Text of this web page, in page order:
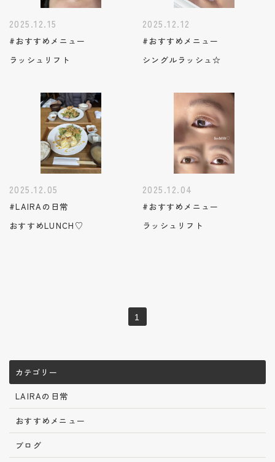
2025.12.15
#おすすめメニュー
ラッシュリフト
2025.12.12
#おすすめメニュー
シングルラッシュ☆
2025.12.05
#LAIRAの日常
おすすめLUNCH♡
2025.12.04
#おすすめメニュー
ラッシュリフト
1
カテゴリー
LAIRAの日常
おすすめメニュー
ブログ